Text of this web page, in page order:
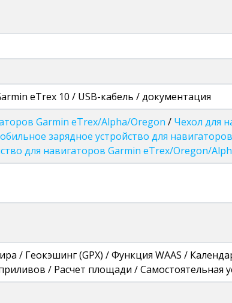
eTrex 10 / USB-кабель / документация
Garmin eTrex/Alpha/Oregon / Чехол для
зарядное устройство для
для навигаторов Garmin eTrex/Oregon/
/ Геокэшинг (GPX) / Функция WAAS /
/ Расчет площади / Самостоятельная